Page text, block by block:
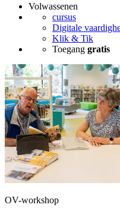
Volwassenen
cursus
Digitale
Klik & Tik
Toegang gratis
OV-workshop